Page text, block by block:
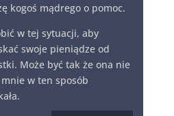
kogoś mądrego o pomoc.
w tej sytuacji, aby
swoje pieniądze od
Może być tak że ona nie
w ten sposób